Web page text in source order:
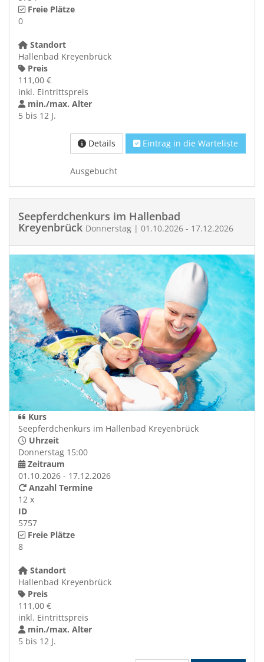
Freie Plätze
0
Standort
Hallenbad Kreyenbrück
Preis
111,00 €
inkl. Eintrittspreis
min./max. Alter
5 bis 12 J.
Details Eintrag in die Warteliste
Ausgebucht
Seepferdchenkurs im Hallenbad
Kreyenbrück Donnerstag | 01.10.2026 - 17.12.2026
Kurs
Seepferdchenkurs im Hallenbad Kreyenbrück
Uhrzeit
Donnerstag 15:00
Zeitraum
01.10.2026 - 17.12.2026
Anzahl Termine
12 x
ID
5757
Freie Plätze
8
Standort
Hallenbad Kreyenbrück
Preis
111,00 €
inkl. Eintrittspreis
min./max. Alter
5 bis 12 J.